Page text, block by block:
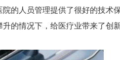
的人员管理提供了很好的技术保
的情况下，给医疗业带来了创